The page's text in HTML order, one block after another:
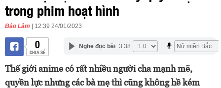
trong phim hoạt hình
Bảo Lâm | 12:39 24/01/2023
0
CHIA SẺ
Nghe đọc bài 3:38
Thế giới anime có rất nhiều người cha mạnh mẽ,
quyền lực nhưng các bà mẹ thì cũng không hề kém